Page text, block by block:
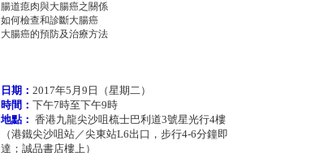
腸道瘜肉與大腸癌之關係
如何檢查和診斷大腸癌
大腸癌的預防及治療方法
日期： 2017年5月9日（星期二）
時間： 下午7時至下午9時
地點： 香港九龍尖沙咀梳士巴利道3號星光行4樓
（港鐵尖沙咀站／尖東站L6出口，步行4-6分鐘即
達；誠品書店樓上）